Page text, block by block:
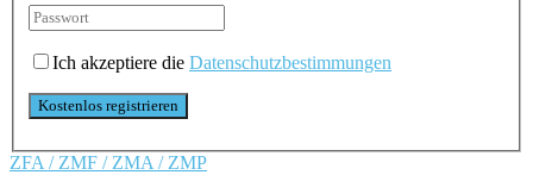
Ich akzeptiere die Datenschutzbestimmungen
ZFA / ZMF / ZMA / ZMP